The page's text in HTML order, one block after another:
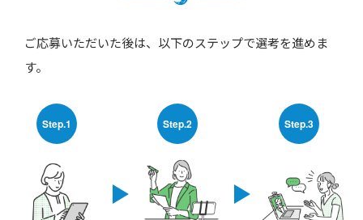
ご応募いただいた後は、以下のステップで選考を進めま
す。
Step.1 Step.2 Step.3